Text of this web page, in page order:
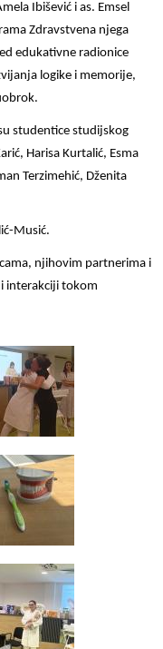
Ibišević i as. Emsel
Zdravstvena njega
edukativne radionice
logike i memorije,
studentice studijskog
Harisa Kurtalić, Esma
Terzimehić, Dženita
Musić.
njihovim partnerima i
interakciji tokom